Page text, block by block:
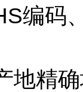
编码
地精